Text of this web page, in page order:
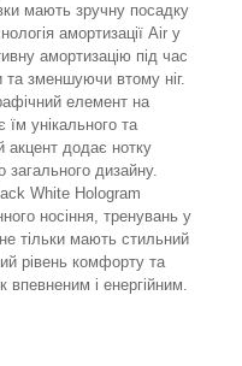
мають зручну посадку
амортизації Air у
амортизацію під час
зменшуючи втому ніг.
елемент на
їм унікального та
акцент додає нотку
загального дизайну.
White Hologram
носіння, тренувань у
тільки мають стильний
рівень комфорту та
впевненим і енергійним.